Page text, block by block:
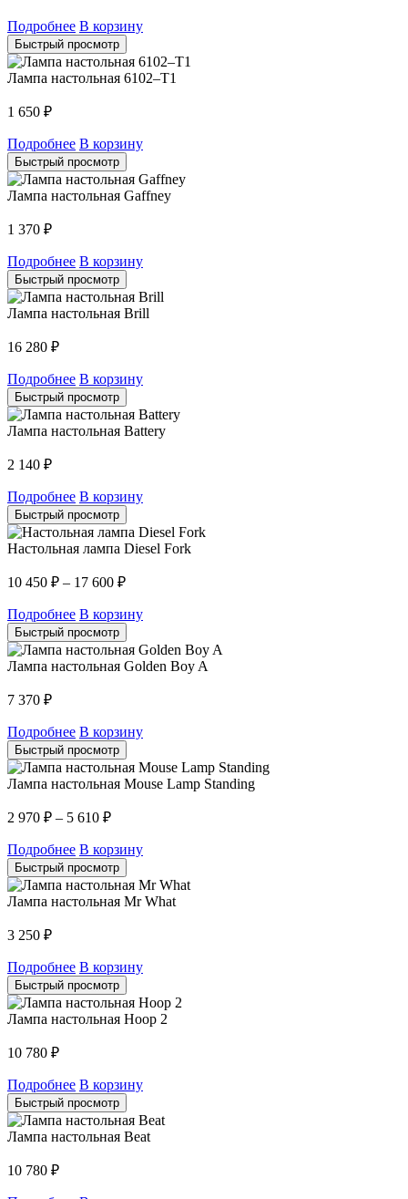
Подробнее В корзину
Быстрый просмотр
Лампа настольная 6102–T1
1 650 ₽
Подробнее В корзину
Быстрый просмотр
Лампа настольная Gaffney
1 370 ₽
Подробнее В корзину
Быстрый просмотр
Лампа настольная Brill
16 280 ₽
Подробнее В корзину
Быстрый просмотр
Лампа настольная Battery
2 140 ₽
Подробнее В корзину
Быстрый просмотр
Настольная лампа Diesel Fork
10 450 ₽ – 17 600 ₽
Подробнее В корзину
Быстрый просмотр
Лампа настольная Golden Boy A
7 370 ₽
Подробнее В корзину
Быстрый просмотр
Лампа настольная Mouse Lamp Standing
2 970 ₽ – 5 610 ₽
Подробнее В корзину
Быстрый просмотр
Лампа настольная Mr What
3 250 ₽
Подробнее В корзину
Быстрый просмотр
Лампа настольная Hoop 2
10 780 ₽
Подробнее В корзину
Быстрый просмотр
Лампа настольная Beat
10 780 ₽